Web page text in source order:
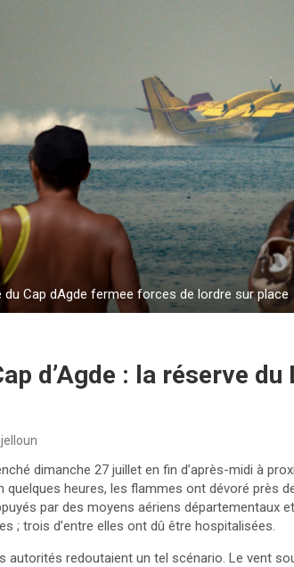
Cap dAgde fermee forces de lordre sur place
d’Agde : la réserve
dimanche 27 juillet en fin d’après-midi à
quelques heures, les flammes ont dévoré près
par des moyens aériens départementaux
; trois d’entre elles ont dû être hospitalisées.
autorités redoutaient un tel scénario. Le vent